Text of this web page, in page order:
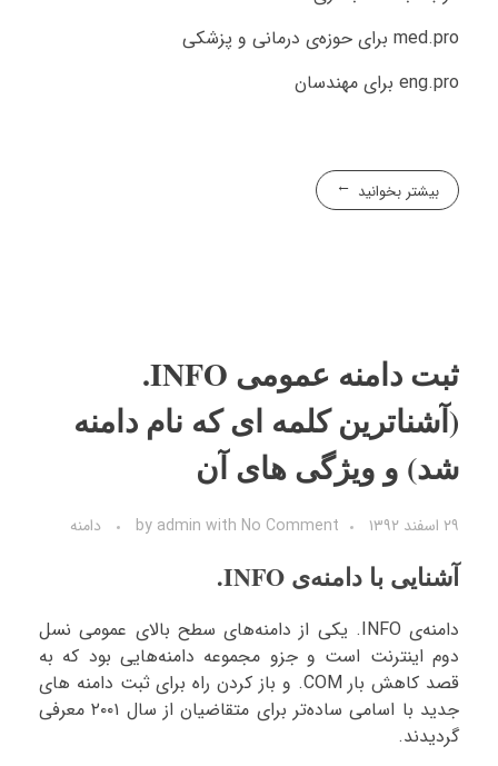
med.pro برای حوزه‌ی درمانی و پزشکی
eng.pro برای مهندسان
بیشتر بخوانید
ثبت دامنه عمومی INFO.
(آشناترین کلمه ای که نام دامنه
شد) و ویژگی های آن
۲۹ اسفند ۱۳۹۲ by admin with No Comment دامنه
آشنایی با دامنه‌ی INFO.
دامنه‌ی INFO. یکی از دامنه‌های سطح بالای عمومی نسل
دوم اینترنت است و جزو مجموعه دامنه‌هایی بود که به
قصد کاهش بار COM. و باز کردن راه برای ثبت دامنه های
جدید با اسامی ساده‌تر برای متقاضیان از سال ۲۰۰۱ معرفی
گردیدند.